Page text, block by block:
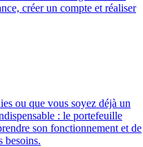
créer un compte et réaliser
ou que vous soyez déjà un
: le portefeuille
son fonctionnement et de
besoins.